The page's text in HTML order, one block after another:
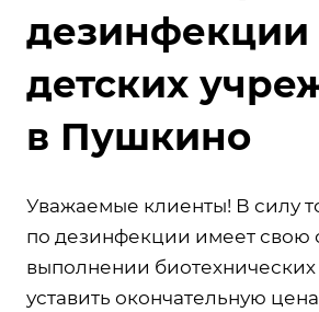
дезинфекции
детских
в Пушкино
Уважаемые клиенты! В силу
по дезинфекции имеет свою
выполнении биотехнических
уставить окончательную